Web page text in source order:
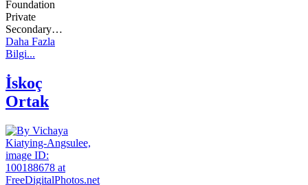
Foundation
Private
Secondary…
Daha Fazla
Bilgi...
İskoç
Ortak